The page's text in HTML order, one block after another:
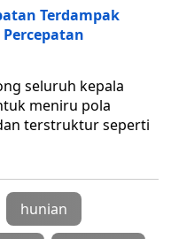
Terdampak
seluruh kepala
meniru pola
terstruktur seperti
hunian